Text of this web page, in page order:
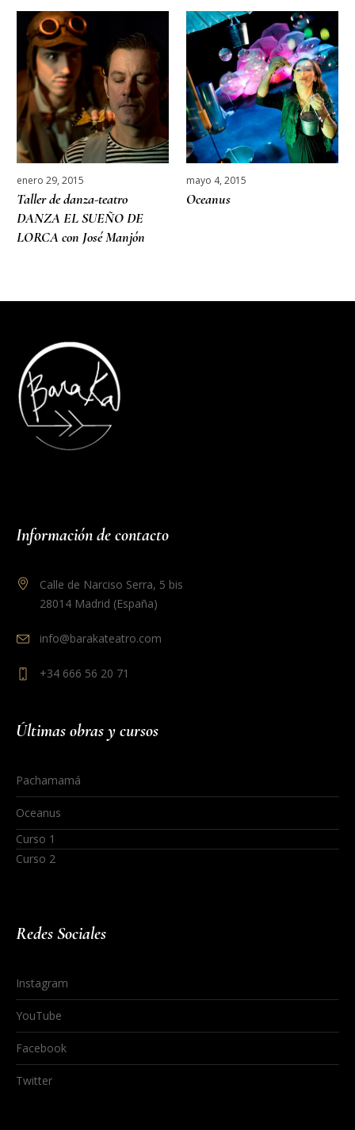
More projects
enero 29, 2015
Taller de danza-teatro
DANZA EL SUEÑO DE
LORCA con José Manjón
mayo 4, 2015
Oceanus
Información de contacto
Calle de Narciso Serra, 5 bis
28014 Madrid (España)
info@barakateatro.com
+34 666 56 20 71
Últimas obras y cursos
Pachamamá
Oceanus
Curso 1
Curso 2
Redes Sociales
Instagram
YouTube
Facebook
Twitter